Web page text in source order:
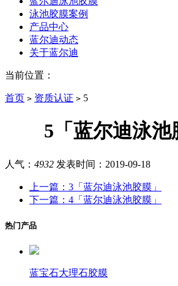
泳池胶膜案例
产品中心
蓝尔迪动态
关于蓝尔迪
当前位置：
首页 > 资质认证 > 5
5「蓝尔迪泳池
人气： 4932 发表时间： 2019-09-18
上一篇：3「蓝尔迪泳池胶膜」
下一篇：4「蓝尔迪泳池胶膜」
热门产品
蓝宝石大理石胶膜